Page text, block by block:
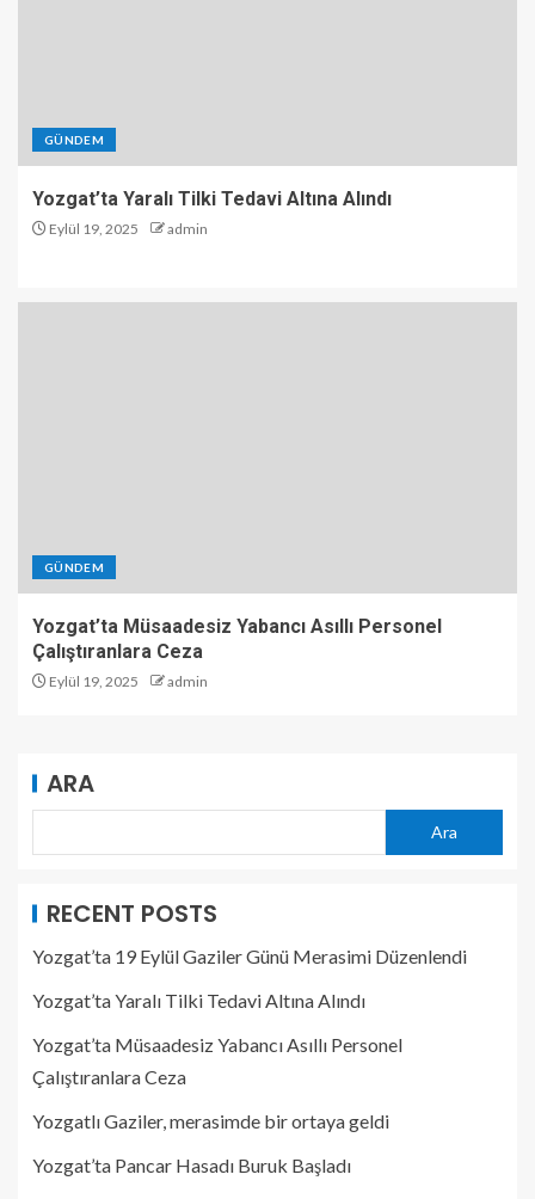
GÜNDEM
Yozgat’ta Yaralı Tilki Tedavi Altına Alındı
Eylül 19, 2025 admin
GÜNDEM
Yozgat’ta Müsaadesiz Yabancı Asıllı Personel
Çalıştıranlara Ceza
Eylül 19, 2025 admin
ARA
Ara
RECENT POSTS
Yozgat’ta 19 Eylül Gaziler Günü Merasimi Düzenlendi
Yozgat’ta Yaralı Tilki Tedavi Altına Alındı
Yozgat’ta Müsaadesiz Yabancı Asıllı Personel
Çalıştıranlara Ceza
Yozgatlı Gaziler, merasimde bir ortaya geldi
Yozgat’ta Pancar Hasadı Buruk Başladı